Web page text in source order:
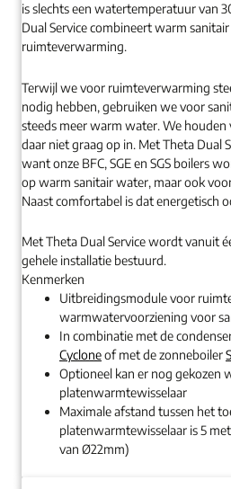
is slechts een watertemperatuur van
Dual Service combineert warm
ruimteverwarming.
Terwijl we voor ruimteverwarming
nodig hebben, gebruiken we voor
steeds meer warm water. We houden
daar niet graag op in. Met Theta Dual
want onze BFC, SGE en SGS boilers
op warm sanitair water, maar ook
Naast comfortabel is dat energetisch
Met Theta Dual Service wordt vanuit
gehele installatie bestuurd.
Kenmerken
Uitbreidingsmodule voor
warmwatervoorziening voor
In combinatie met de
Cycloneof met de zonneboiler
Optioneel kan er nog gekozen
platenwarmtewisselaar
Maximale afstand tussen het
platenwarmtewisselaar is 5
van Ø22mm)